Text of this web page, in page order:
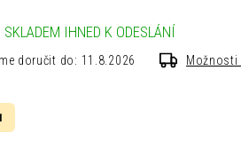
SKLADEM IHNED K ODESLÁNÍ
doručit do: 11.8.2026 Možnosti